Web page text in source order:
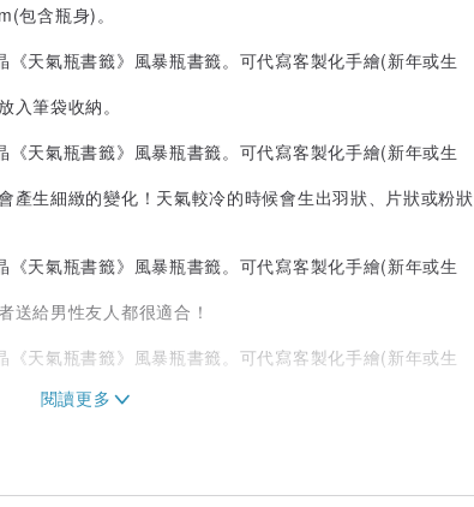
包含瓶身)。
筆袋收納。
產生細緻的變化！天氣較冷的時候會生出羽狀、片狀或粉狀
送給男性友人都很適合！
帳夾層中收納。
的冰晶碎鑽。